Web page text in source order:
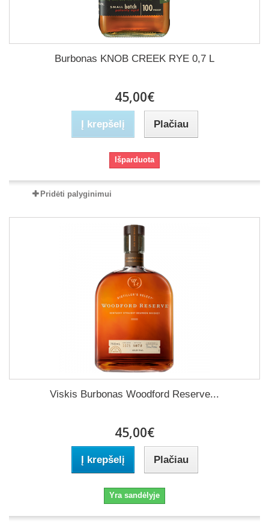
Burbonas KNOB CREEK RYE 0,7 L
45,00€
Į krepšelį Plačiau
Išparduota
Pridėti palyginimui
Viskis Burbonas Woodford Reserve...
45,00€
Į krepšelį Plačiau
Yra sandėlyje